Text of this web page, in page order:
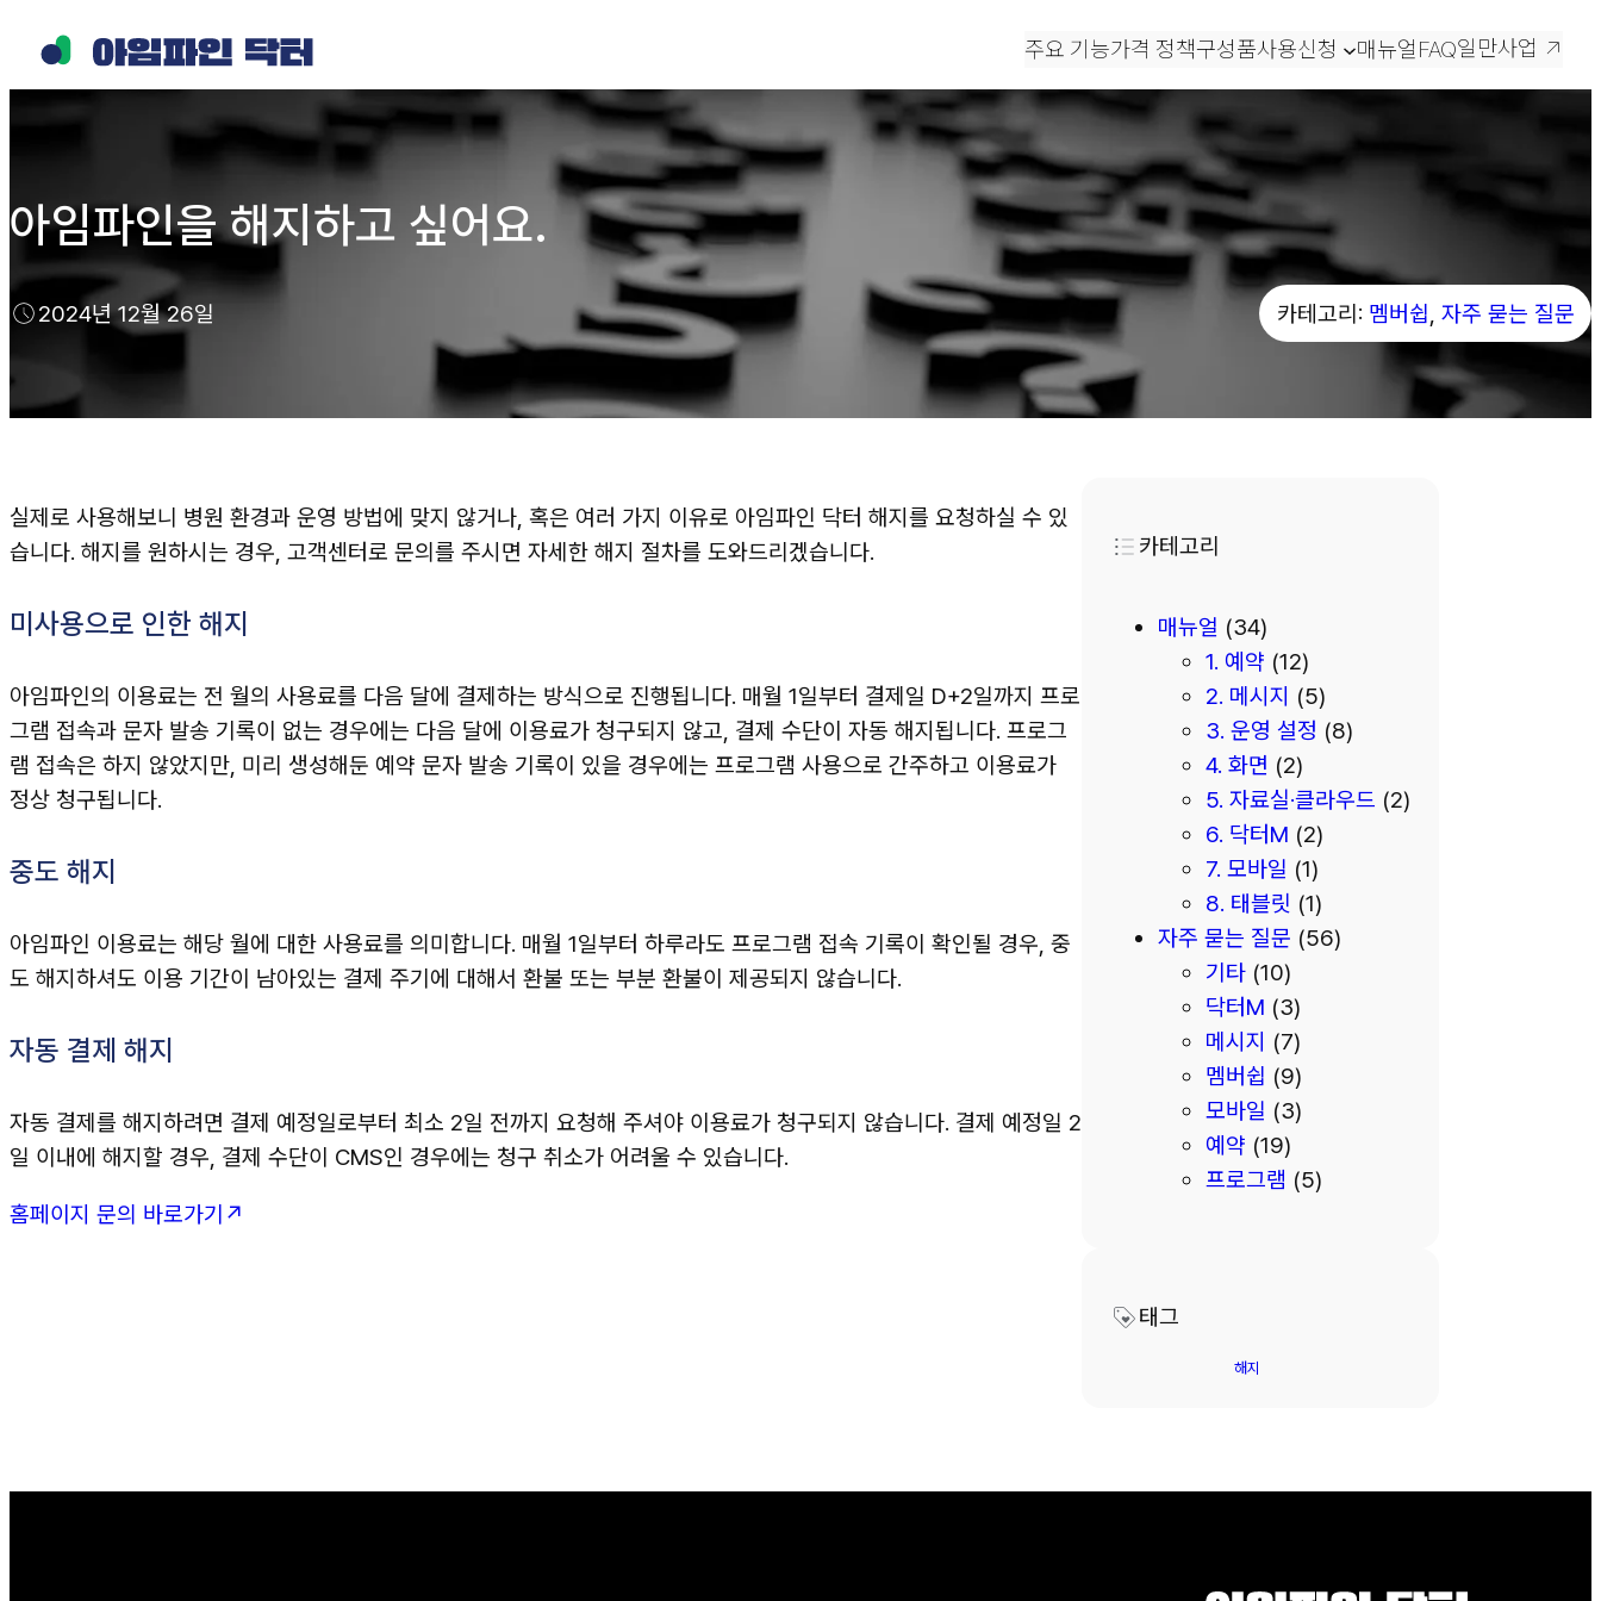
츠
가
기
주요 기능가격 정책구성품사용신청 매뉴얼 FAQ일만사업
아임파인을 해지하고 싶어요.
2024년 12월 26일 카테고리: 멤버쉽 자주 묻는 질문
실제로 사용해보니 병원 환경과 운영 방법에 맞지 않거나, 혹은 여러 가지 이유로 아임파인 닥터 해지를 요청하실 수 있
습니다. 해지를 원하시는 경우, 고객센터로 문의를 주시면 자세한 해지 절차를 도와드리겠습니다.
미사용으로 인한 해지
아임파인의 이용료는 전 월의 사용료를 다음 달에 결제하는 방식으로 진행됩니다. 매월 1일부터 결제일 D+2일까지 프로
그램 접속과 문자 발송 기록이 없는 경우에는 다음 달에 이용료가 청구되지 않고, 결제 수단이 자동 해지됩니다. 프로그
램 접속은 하지 않았지만, 미리 생성해둔 예약 문자 발송 기록이 있을 경우에는 프로그램 사용으로 간주하고 이용료가
정상 청구됩니다.
중도 해지
아임파인 이용료는 해당 월에 대한 사용료를 의미합니다. 매월 1일부터 하루라도 프로그램 접속 기록이 확인될 경우, 중
도 해지하셔도 이용 기간이 남아있는 결제 주기에 대해서 환불 또는 부분 환불이 제공되지 않습니다.
자동 결제 해지
자동 결제를 해지하려면 결제 예정일로부터 최소 2일 전까지 요청해 주셔야 이용료가 청구되지 않습니다. 결제 예정일 2
일 이내에 해지할 경우, 결제 수단이 CMS인 경우에는 청구 취소가 어려울 수 있습니다.
홈페이지 문의 바로가기↗
카테고리
매뉴얼 (34)
1. 예약 (12)
2. 메시지 (5)
3. 운영 설정 (8)
4. 화면 (2)
5. 자료실·클라우드 (2)
6. 닥터M (2)
7. 모바일 (1)
8. 태블릿 (1)
자주 묻는 질문 (56)
기타 (10)
닥터M (3)
메시지 (7)
멤버쉽 (9)
모바일 (3)
예약 (19)
프로그램 (5)
태그
해지